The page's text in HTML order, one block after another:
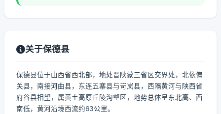
关于保德县
保德县位于山西省西北部，地处晋陕蒙三省区交界处，北依偏
关县，南接河曲县，东连五寨县与岢岚县，西隔黄河与陕西省
府谷县相望，属黄土高原丘陵沟壑区，地势总体呈东北高、西
南低，黄河沿境西流约63公里。